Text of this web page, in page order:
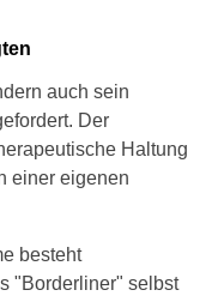
auch sein
Der
Haltung
einer eigenen
besteht
"Borderliner" selbst